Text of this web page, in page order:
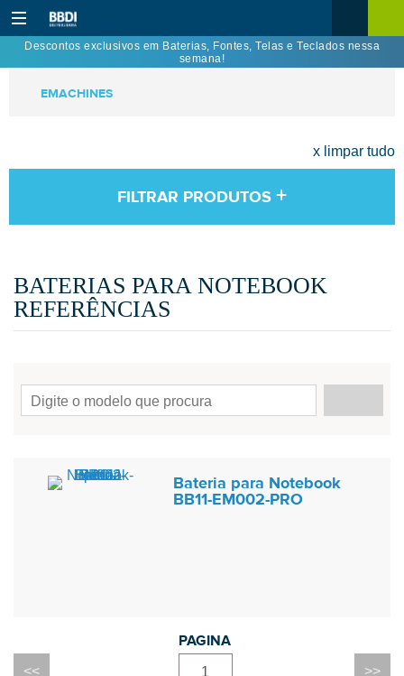
Descontos exclusivos em Baterias, Fontes, Telas e Teclados nessa
semana!
EMACHINES
x limpar tudo
FILTRAR PRODUTOS +
BATERIAS PARA NOTEBOOK
REFERÊNCIAS
Bateria para Notebook
BB11-EM002-PRO
1